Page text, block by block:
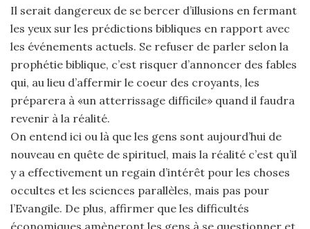
Il serait dangereux de se bercer d’illusions en fermant
les yeux sur les prédictions bibliques en rapport avec
les événements actuels. Se refuser de parler selon la
prophétie biblique, c’est risquer d’annoncer des fables
qui, au lieu d’affermir le coeur des croyants, les
préparera à «un atterrissage difficile» quand il faudra
revenir à la réalité.
On entend ici ou là que les gens sont aujourd’hui de
nouveau en quête de spirituel, mais la réalité c’est qu’il
y a effectivement un regain d’intérêt pour les choses
occultes et les sciences parallèles, mais pas pour
l’Evangile. De plus, affirmer que les difficultés
économiques amèneront les gens à se questionner et